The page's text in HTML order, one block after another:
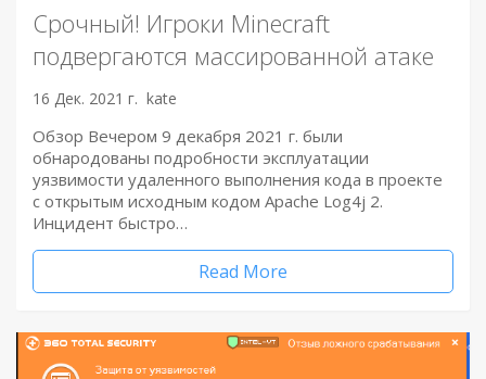
Срочный! Игроки Minecraft
подвергаются массированной атаке
16 Дек. 2021 г. kate
Обзор Вечером 9 декабря 2021 г. были
обнародованы подробности эксплуатации
уязвимости удаленного выполнения кода в проекте
с открытым исходным кодом Apache Log4j 2.
Инцидент быстро…
Read More